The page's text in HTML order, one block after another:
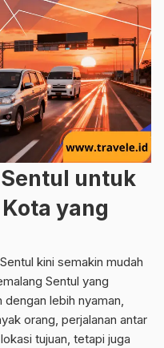
untuk
yang
kini semakin mudah
Sentul yang
lebih nyaman,
orang, perjalanan antar
tujuan, tetapi juga